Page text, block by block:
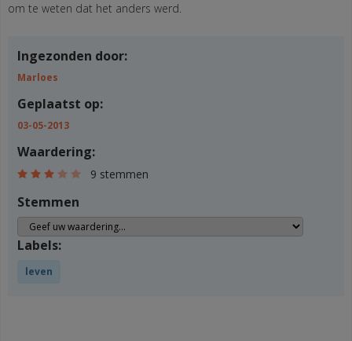
om te weten dat het anders werd.
Ingezonden door:
Marloes
Geplaatst op:
03-05-2013
Waardering:
9 stemmen
Stemmen
Labels:
leven